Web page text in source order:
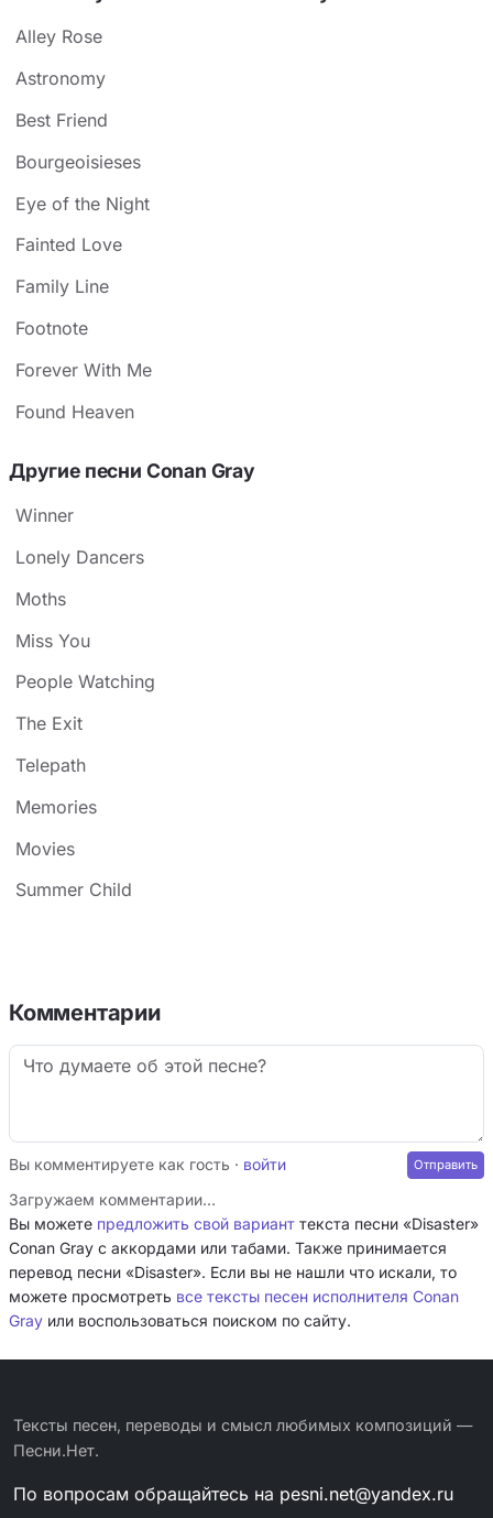
Alley Rose
Astronomy
Best Friend
Bourgeoisieses
Eye of the Night
Fainted Love
Family Line
Footnote
Forever With Me
Found Heaven
Другие песни Conan Gray
Winner
Lonely Dancers
Moths
Miss You
People Watching
The Exit
Telepath
Memories
Movies
Summer Child
Комментарии
Вы комментируете как гость · войти
Загружаем комментарии…
Вы можете предложить свой вариант текста песни «Disaster»
Conan Gray с аккордами или табами. Также принимается
перевод песни «Disaster». Если вы не нашли что искали, то
можете просмотреть все тексты песен исполнителя Conan
Gray или воспользоваться поиском по сайту.
Тексты песен, переводы и смысл любимых композиций —
Песни.Нет.
По вопросам обращайтесь на pesni.net@yandex.ru